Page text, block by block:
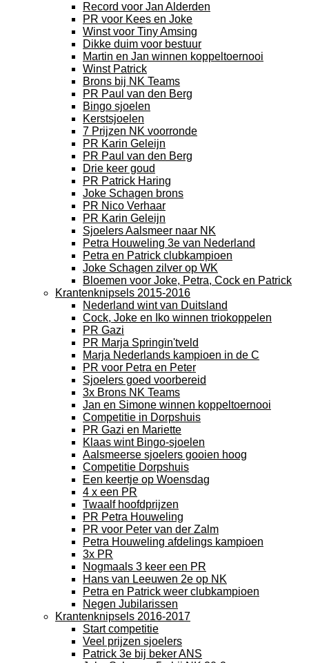
Record voor Jan Alderden
PR voor Kees en Joke
Winst voor Tiny Amsing
Dikke duim voor bestuur
Martin en Jan winnen koppeltoernooi
Winst Patrick
Brons bij NK Teams
PR Paul van den Berg
Bingo sjoelen
Kerstsjoelen
7 Prijzen NK voorronde
PR Karin Geleijn
PR Paul van den Berg
Drie keer goud
PR Patrick Haring
Joke Schagen brons
PR Nico Verhaar
PR Karin Geleijn
Sjoelers Aalsmeer naar NK
Petra Houweling 3e van Nederland
Petra en Patrick clubkampioen
Joke Schagen zilver op WK
Bloemen voor Joke, Petra, Cock en Patrick
Krantenknipsels 2015-2016
Nederland wint van Duitsland
Cock, Joke en Iko winnen triokoppelen
PR Gazi
PR Marja Springin'tveld
Marja Nederlands kampioen in de C
PR voor Petra en Peter
Sjoelers goed voorbereid
3x Brons NK Teams
Jan en Simone winnen koppeltoernooi
Competitie in Dorpshuis
PR Gazi en Mariette
Klaas wint Bingo-sjoelen
Aalsmeerse sjoelers gooien hoog
Competitie Dorpshuis
Een keertje op Woensdag
4 x een PR
Twaalf hoofdprijzen
PR Petra Houweling
PR voor Peter van der Zalm
Petra Houweling afdelings kampioen
3x PR
Nogmaals 3 keer een PR
Hans van Leeuwen 2e op NK
Petra en Patrick weer clubkampioen
Negen Jubilarissen
Krantenknipsels 2016-2017
Start competitie
Veel prijzen sjoelers
Patrick 3e bij beker ANS